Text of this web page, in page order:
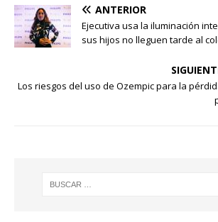
ANTERIOR
Ejecutiva usa la iluminación
sus hijos no lleguen tarde al
Los riesgos del uso de Ozempic para la